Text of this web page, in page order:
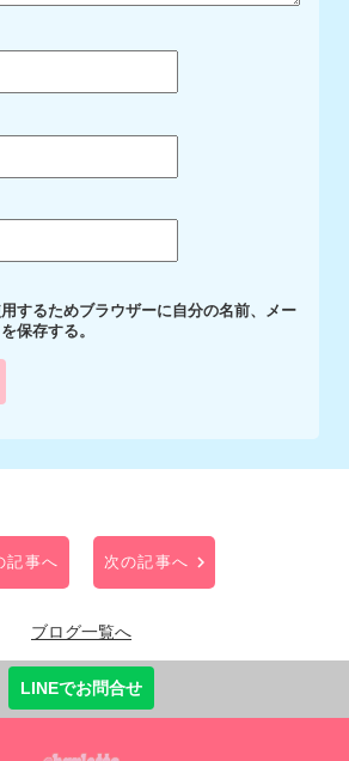
するためブラウザーに自分の名前、メー
保存する。
記事へ 次の記事へ
ブログ一覧へ
LINEでお問合せ